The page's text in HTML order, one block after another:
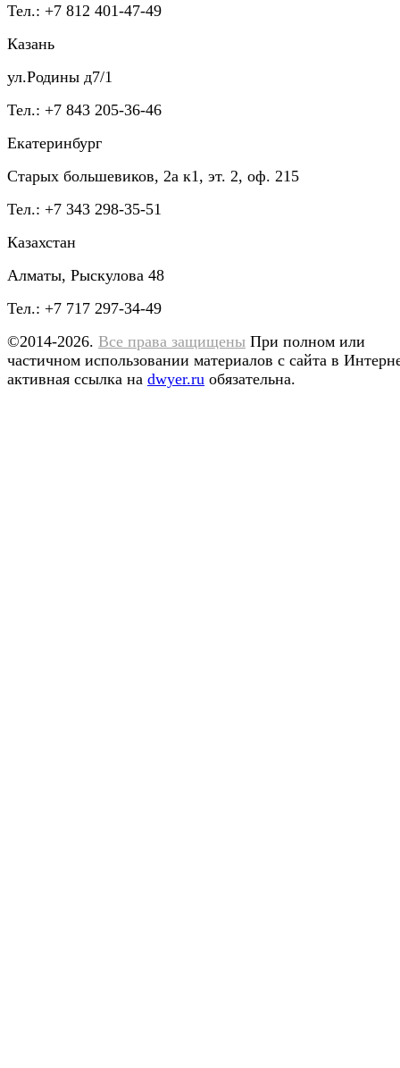
Тел.: +7 812 401-47-49
Казань
ул.Родины д7/1
Тел.: +7 843 205-36-46
Екатеринбург
Старых большевиков, 2а к1, эт. 2, оф. 215
Тел.: +7 343 298-35-51
Казахстан
Алматы, Рыскулова 48
Тел.: +7 717 297-34-49
©2014-2026. Все права защищены При полном или
частичном использовании материалов с сайта в
активная ссылка на dwyer.ru обязательна.